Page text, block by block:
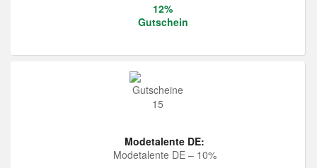
12%
Gutschein
Modetalente DE:
Modetalente DE – 10%